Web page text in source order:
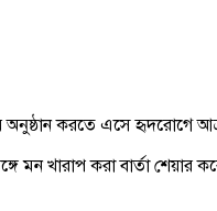
করতে এসে হৃদরোগে
খারাপ করা বার্তা শেয়ার